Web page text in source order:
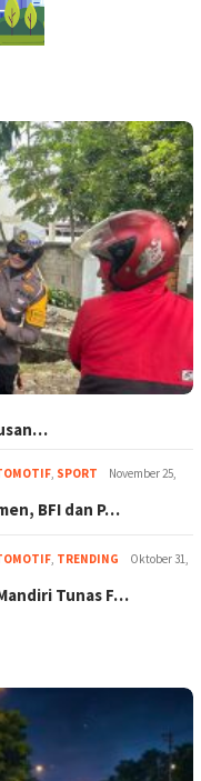
SPORT
November 25,
BFI dan P…
TRENDING
Oktober 31,
Tunas F…